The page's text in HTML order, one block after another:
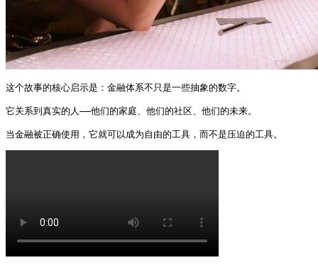
这个故事的核心启示是：金融体系不只是一些抽象的数字。
它关系到真实的人——他们的家庭、他们的社区、他们的未来。
当金融被正确使用，它就可以成为自由的工具，而不是压迫的工具。